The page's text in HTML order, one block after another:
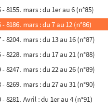
- 8155. mars : du 1er au 6 (n°85)
- 8186. mars : du 7 au 12 (n°86)
- 8204. mars : du 13 au 16 (n°87)
- 8228. mars : du 17 au 21 (n°88)
- 8247. mars : du 22 au 26 (n°89)
- 8269. mars : du 27 au 31 (n°90)
- 8281. Avril : du 1er au 4 (n°91)